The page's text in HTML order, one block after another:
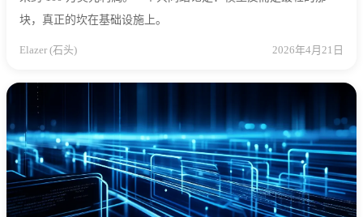
块，真正的坎在基础设施上。
Elazer (石头) 2026年4月21日